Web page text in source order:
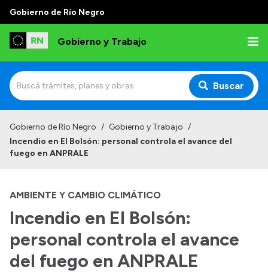
Gobierno de Río Negro
Gobierno y Trabajo
Buscar
Institucional
Autoridades, Áreas y Organismos
Delegaciones
Normativa
Gobierno de Río Negro / Gobierno y Trabajo /
Incendio en El Bolsón: personal controla el avance del
fuego en ANPRALE
AMBIENTE Y CAMBIO CLIMÁTICO
Incendio en El Bolsón:
personal controla el avance
del fuego en ANPRALE